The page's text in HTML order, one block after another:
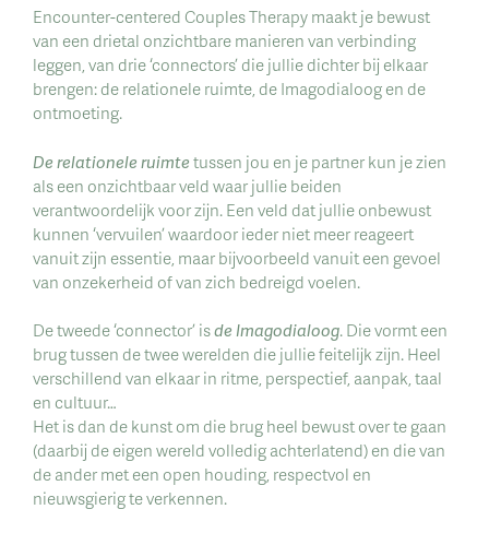
Encounter-centered Couples Therapy maakt je bewust
van een drietal onzichtbare manieren van verbinding
leggen, van drie ‘connectors’ die jullie dichter bij elkaar
brengen: de relationele ruimte, de Imagodialoog en de
ontmoeting.
De relationele ruimtetussen jou en je partner kun je zien
als een onzichtbaar veld waar jullie beiden
verantwoordelijk voor zijn. Een veld dat jullie onbewust
kunnen ‘vervuilen’ waardoor ieder niet meer reageert
vanuit zijn essentie, maar bijvoorbeeld vanuit een gevoel
van onzekerheid of van zich bedreigd voelen.
De tweede ‘connector’ isde Imagodialoog. Die vormt een
brug tussen de twee werelden die jullie feitelijk zijn. Heel
verschillend van elkaar in ritme, perspectief, aanpak, taal
en cultuur…
Het is dan de kunst om die brug heel bewust over te gaan
(daarbij de eigen wereld volledig achterlatend) en die van
de ander met een open houding, respectvol en
nieuwsgierig te verkennen.